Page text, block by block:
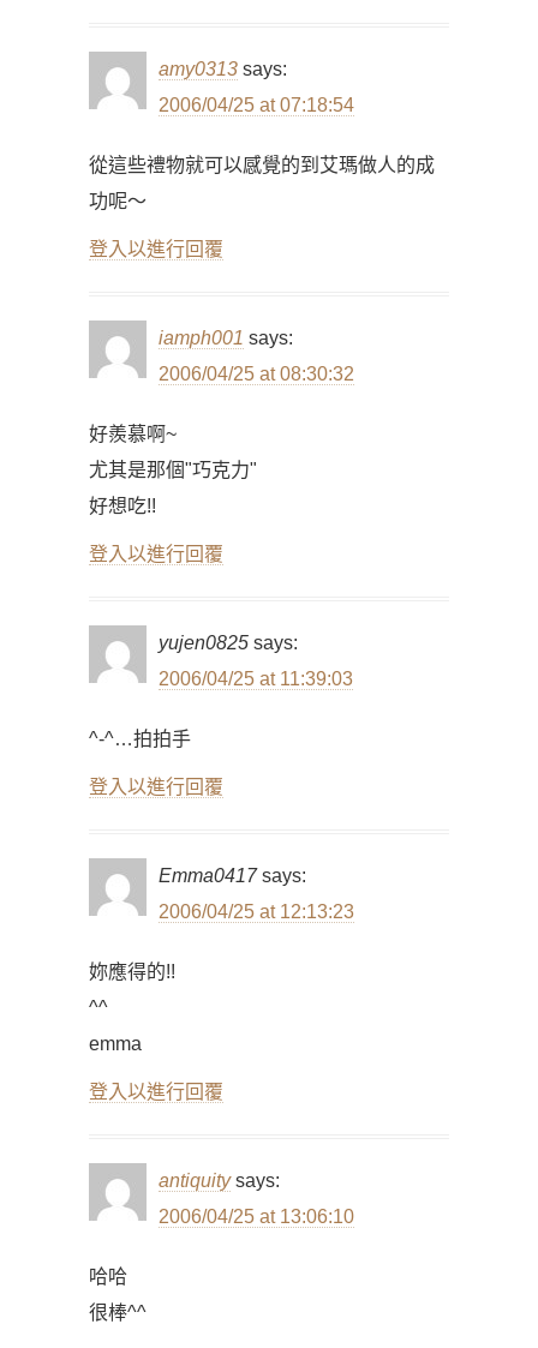
amy0313 says:
2006/04/25 at 07:18:54
從這些禮物就可以感覺的到艾瑪做人的成
功呢～
登入以進行回覆
iamph001 says:
2006/04/25 at 08:30:32
好羨慕啊~
尤其是那個"巧克力"
好想吃!!
登入以進行回覆
yujen0825 says:
2006/04/25 at 11:39:03
^-^…拍拍手
登入以進行回覆
Emma0417 says:
2006/04/25 at 12:13:23
妳應得的!!
^^
emma
登入以進行回覆
antiquity says:
2006/04/25 at 13:06:10
哈哈
很棒^^